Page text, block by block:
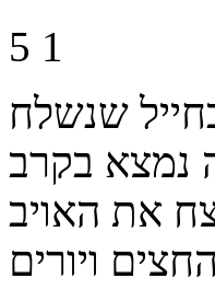
5 1
בחייל שנשלח
נמצא בקרב
את האויב
ויורים